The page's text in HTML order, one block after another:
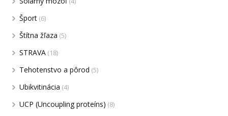
Šport (6)
Štítna žľaza (5)
STRAVA (18)
Tehotenstvo a pôrod (5)
Ubikvitinácia (4)
UCP (Uncoupling proteíns) (8)